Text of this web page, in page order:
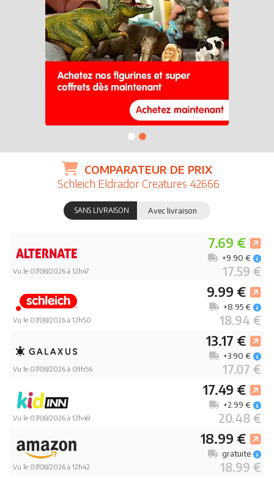
COMPARATEUR DE PRIX
Schleich Eldrador Creatures 42666
SANS LIVRAISON Avec livraison
Vu le 07/08/2026 à 12h47
7.69 €
17.59 €
+9.90 €
Vu le 07/08/2026 à 12h50
9.99 €
18.94 €
+8.95 €
Vu le 07/08/2026 à 09h56
13.17 €
17.07 €
+3.90 €
Vu le 07/08/2026 à 12h48
17.49 €
20.48 €
+2.99 €
Vu le 07/08/2026 à 12h42
18.99 €
18.99 €
gratuite